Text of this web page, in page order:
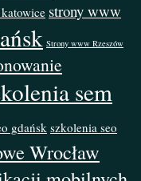
strony www
Strony www Rzeszów
sem
gdańskszkolenia seo
Wrocław